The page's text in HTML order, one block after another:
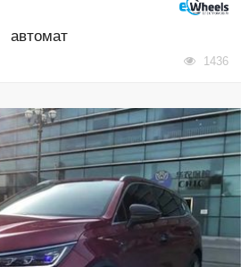
автомат
1436